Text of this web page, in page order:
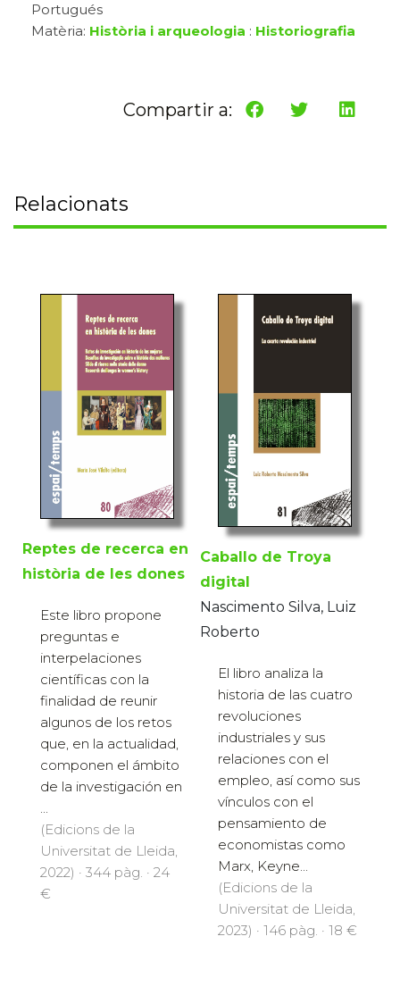
Portugués
Matèria: Història i arqueologia : Historiografia
Compartir a:
Relacionats
Reptes de recerca en
història de les dones
Este libro propone
preguntas e
interpelaciones
científicas con la
finalidad de reunir
algunos de los retos
que, en la actualidad,
componen el ámbito
de la investigación en
...
(Edicions de la
Universitat de Lleida,
2022) · 344 pàg. · 24
€
Caballo de Troya
digital
Nascimento Silva, Luiz
Roberto
El libro analiza la
historia de las cuatro
revoluciones
industriales y sus
relaciones con el
empleo, así como sus
vínculos con el
pensamiento de
economistas como
Marx, Keyne...
(Edicions de la
Universitat de Lleida,
2023) · 146 pàg. · 18 €